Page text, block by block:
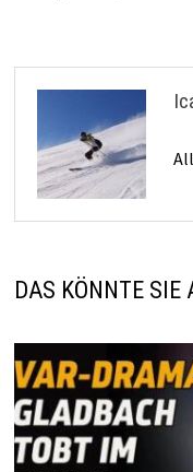
DAS KÖNNTE SIE